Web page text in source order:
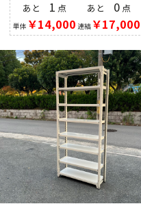
あと 1 点
単体 ￥14,000
あと 0点
連結￥17,000